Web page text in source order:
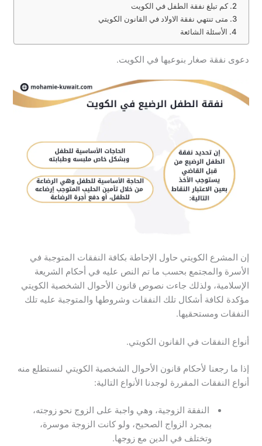
كم تبلغ نفقة الطفل في الكويت
متى تنتهي نفقة الاولاد في القانون الكويتي
الأسئلة الشائعة
دعوى نفقة صغار بنوعيها في الكويت.
إن المشرع الكويتي حاول الإحاطة بكافة النفقات المتوجبة في
الأسرة والمجتمع بحسب ما تم النص عليه في أحكام الشريعة
الإسلامية، ولذلك جاءت نصوص قانون الأحوال الشخصية الكويتي
مؤكدة لكافة أشكال تلك النفقات وشروطها والمتوجبة عليه تلك
النفقات ومستحقيها.
أنواع النفقات في القانون الكويتي.
إذا ما رجعنا لأحكام قانون الأحوال الشخصية الكويتي لنستطلع منه
أنواع النفقات المقررة لوجدنا الأنواع التالية:
النفقة الزوجية، وهي واجبة على الزوج نحو زوجته،
بمجرد الزواج الصحيح، ولو كانت الزوجة موسرة،
وتختلف في الدين مع زوجها.